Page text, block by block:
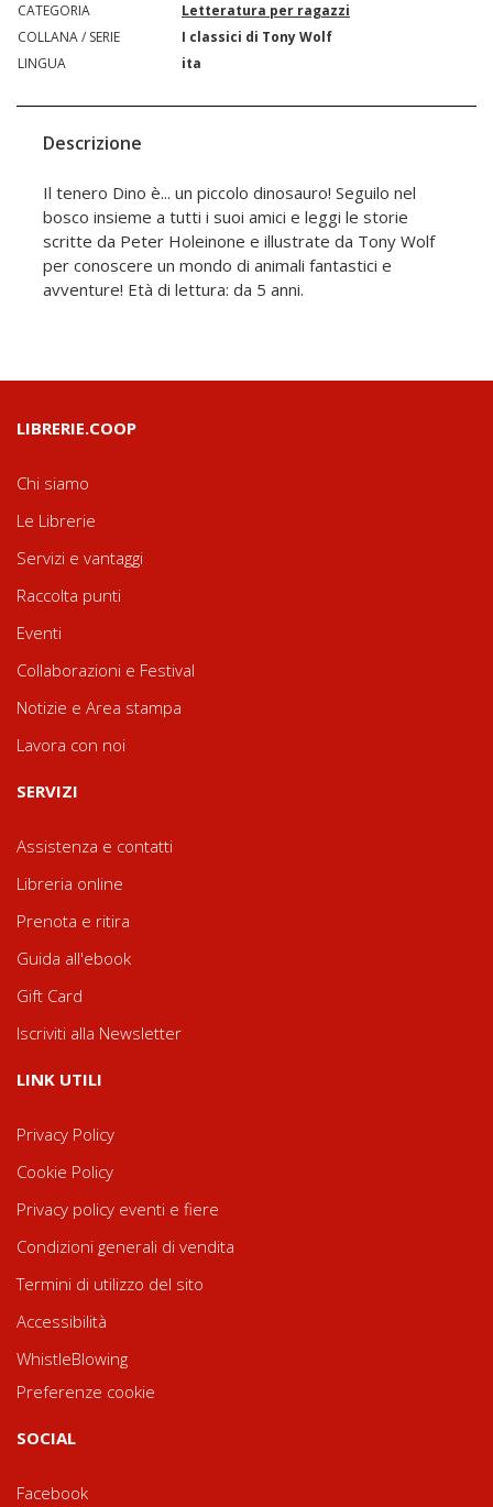
CATEGORIA
Letteratura per ragazzi
COLLANA / SERIE
I classici di Tony Wolf
LINGUA
ita
Descrizione
Il tenero Dino è... un piccolo dinosauro! Seguilo nel
bosco insieme a tutti i suoi amici e leggi le storie
scritte da Peter Holeinone e illustrate da Tony Wolf
per conoscere un mondo di animali fantastici e
avventure! Età di lettura: da 5 anni.
LIBRERIE.COOP
Chi siamo
Le Librerie
Servizi e vantaggi
Raccolta punti
Eventi
Collaborazioni e Festival
Notizie e Area stampa
Lavora con noi
SERVIZI
Assistenza e contatti
Libreria online
Prenota e ritira
Guida all'ebook
Gift Card
Iscriviti alla Newsletter
LINK UTILI
Privacy Policy
Cookie Policy
Privacy policy eventi e fiere
Condizioni generali di vendita
Termini di utilizzo del sito
Accessibilità
WhistleBlowing
Preferenze cookie
SOCIAL
Facebook